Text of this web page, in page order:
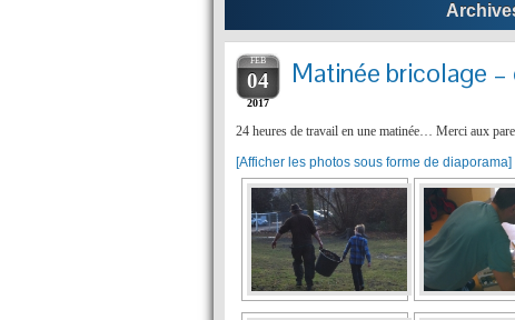
FEB
04
2017
Matinée bricolage
24 heures de travail en une matinée… Merci aux
[Afficher les photos sous forme de diaporama]